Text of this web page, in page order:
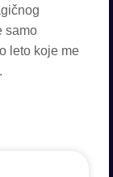
samo
leto koje me